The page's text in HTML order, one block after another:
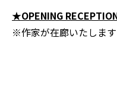
★OPENING
※作家が在廊いたします